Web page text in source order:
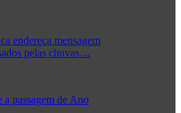
endereça mensagem
pelas chuvas…
a passagem de Ano